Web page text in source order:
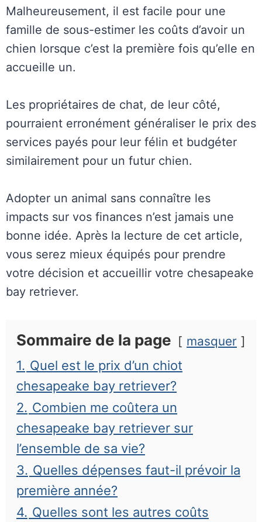
Malheureusement, il est facile pour une
famille de sous-estimer les coûts d’avoir un
chien lorsque c’est la première fois qu’elle en
accueille un.
Les propriétaires de chat, de leur côté,
pourraient erronément généraliser le prix des
services payés pour leur félin et budgéter
similairement pour un futur chien.
Adopter un animal sans connaître les
impacts sur vos finances n’est jamais une
bonne idée. Après la lecture de cet article,
vous serez mieux équipés pour prendre
votre décision et accueillir votre chesapeake
bay retriever.
Sommaire de la page masquer
1. Quel est le prix d’un chiot
chesapeake bay retriever?
2. Combien me coûtera un
chesapeake bay retriever sur
l’ensemble de sa vie?
3. Quelles dépenses faut-il prévoir la
première année?
4. Quelles sont les autres coûts